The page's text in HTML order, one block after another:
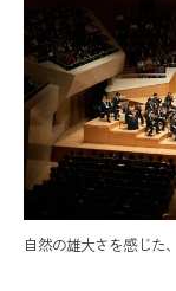
自然の雄大さを感じ